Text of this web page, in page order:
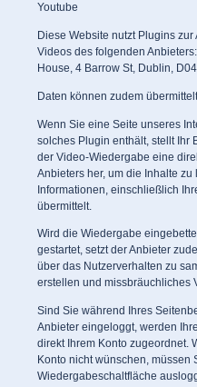
Youtube
Diese Website nutzt Plugins
Videos des folgenden
House, 4 Barrow St, Dublin,
Daten können zudem
Wenn Sie eine Seite unseres
solches Plugin enthält, stellt Ihr
der Video-Wiedergabe eine
Anbieters her, um die Inhalte
Informationen, einschließlich
übermittelt.
Wird die Wiedergabe
gestartet, setzt der Anbieter
über das Nutzerverhalten zu
erstellen und missbräuchliches
Sind Sie während Ihres
Anbieter eingeloggt, werden
direkt Ihrem Konto zugeordnet.
Konto nicht wünschen, müssen
Wiedergabeschaltfläche